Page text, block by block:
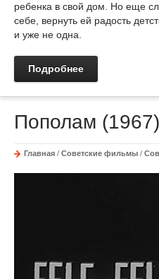
ребенка в свой дом. Но еще
себе, вернуть ей радость
и уже не одна.
Подробнее
Пополам (1967)
Главная / Советские фильмы /